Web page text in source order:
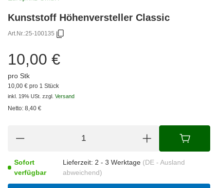
Kunststoff Höhenversteller Classic
Art.Nr.:25-100135
10,00 €
pro Stk
10,00 € pro 1 Stück
inkl. 19% USt. zzgl. Versand
Netto: 8,40 €
Sofort
verfügbar
Lieferzeit: 2 - 3 Werktage (DE - Ausland
abweichend)